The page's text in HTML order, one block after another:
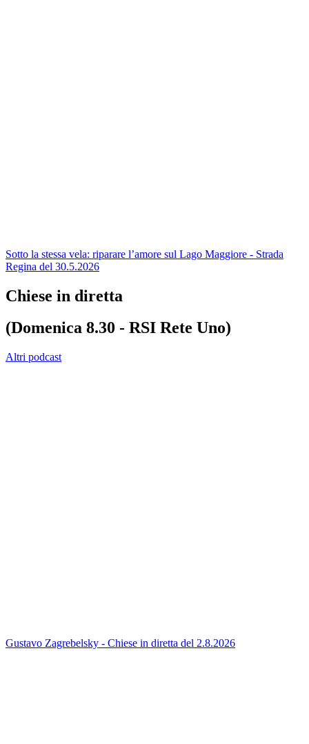
Sotto la stessa vela: riparare l’amore sul Lago Maggiore - Strada
Regina del 30.5.2026
Chiese in diretta
(Domenica 8.30 - RSI Rete Uno)
Altri podcast
Gustavo Zagrebelsky - Chiese in diretta del 2.8.2026